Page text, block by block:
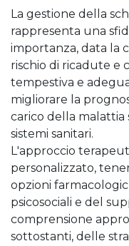
La gestione della
rappresenta una
importanza, data la
rischio di ricadute e
tempestiva e
migliorare la
carico della malattia
sistemi sanitari.
L'approccio
personalizzato,
opzioni
psicosociali e del
comprensione
sottostanti, delle